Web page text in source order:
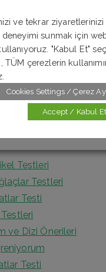
Anlama Testi 6
Anlama Testi 5
– Anlama Testi 4
Anlama Testi 3 [A2]
Anlama Testi 2 [A1]
Testleri
Testleri
Testi
ve Dizi Önerileri
Testi
ve tekrar ziyaretlerinizi
deneyimi sunmak için
"Kabul Et"
TÜM çerezlerin
Cookies Settings / Çerez
Accept / Kabul Et